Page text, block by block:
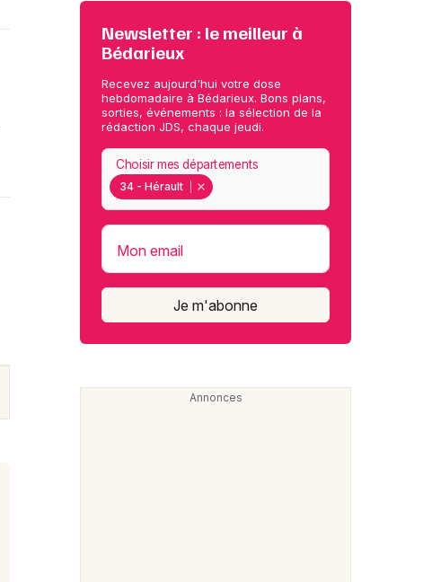
Newsletter : le meilleur à
Bédarieux
Recevez aujourd'hui votre dose
hebdomadaire à Bédarieux. Bons plans,
sorties, événements : la sélection de la
rédaction JDS, chaque jeudi.
34 - Hérault
Choisir mes départements
Mon email
Je m'abonne